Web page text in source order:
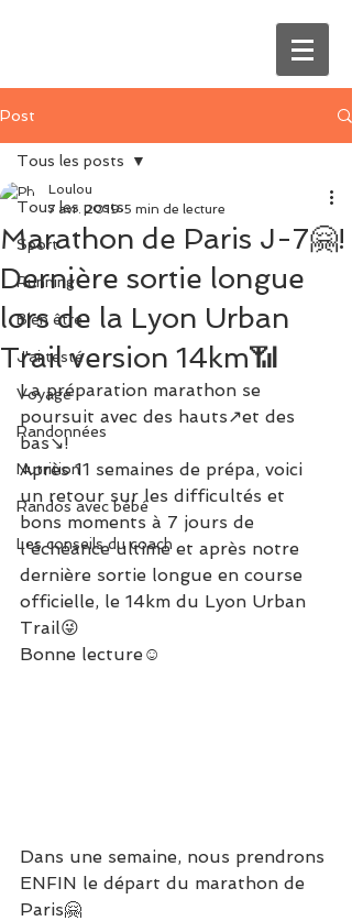
Post
Tous les posts
Sport
Running
Bien être
J'ai testé
Voyage
Randonnées
Nutrition
Randos avec bébé
Les conseils du coach
Tous les posts
Marathon de Paris J-7🤗!
Dernière sortie longue
lors de la Lyon Urban
Trail version 14km📶
Loulou
7 avr. 2019 5 min de lecture
La préparation marathon se
poursuit avec des hauts↗et des
bas↘!
Après 11 semaines de prépa, voici
un retour sur les difficultés et
bons moments à 7 jours de
l'échéance ultime et après notre
dernière sortie longue en course
officielle, le 14km du Lyon Urban
Trail😜
Bonne lecture☺
Dans une semaine, nous prendrons
ENFIN le départ du marathon de
Paris🤗